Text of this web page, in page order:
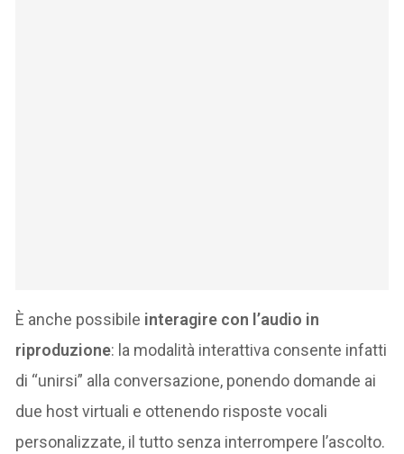
È anche possibile interagire con l’audio in
riproduzione: la modalità interattiva consente infatti
di “unirsi” alla conversazione, ponendo domande ai
due host virtuali e ottenendo risposte vocali
personalizzate, il tutto senza interrompere l’ascolto​.